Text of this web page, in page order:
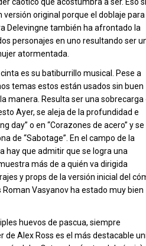
caótico que acostumbra a ser. Eso
versión original porque el doblaje para
Delevingne también ha afrontado la
personajes en uno resultando ser
atormentada.
es su batiburrillo musical. Pese a
temas estos están usados sin buen
manera. Resulta ser una sobrecarga
Ayer, se aleja de la profundidad e
day” o en “Corazones de acero” y se
de “Sabotage”. En el campo de la
hay que admitir que se logra una
más de a quién va dirigida
y props de la versión inicial del
Vasyanov ha estado muy bien
huevos de pascua, siempre
de Alex Ross es el más destacable